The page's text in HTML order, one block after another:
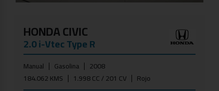
HONDA CIVIC
2.0 i-Vtec Type R
Manual Gasolina
2008
184.062 KMS
1.998 CC / 201 CV Rojo